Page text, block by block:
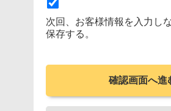
次回、お客様情報を入力し
保存する。
確認画面へ進